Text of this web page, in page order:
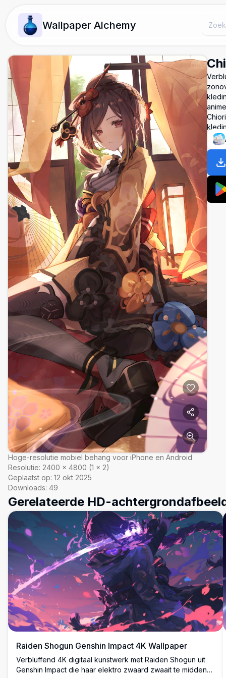
Wallpaper Alchemy
Hoge-resolutie mobiel behang voor iPhone en Android
Resolutie: 2400 × 4800 (1 × 2)
Geplaatst op: 12 okt 2025
Downloads: 49
Gerelateerde HD-
Raiden Shogun Genshin Impact 4K Wallpaper
Verbluffend 4K digitaal kunstwerk met Raiden Shogun uit
Genshin Impact die haar elektro zwaard zwaait te midden